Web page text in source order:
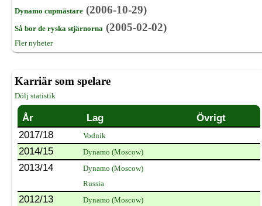
Dynamo cupmästare (2006-10-29)
Så bor de ryska stjärnorna (2005-02-02)
Fler nyheter
Karriär som spelare
Dölj statistik
År Lag
Övrigt
2017/18
Vodnik
2014/15 Dynamo (Moscow)
2013/14
Dynamo (Moscow)
Russia
2012/13
Dynamo (Moscow)